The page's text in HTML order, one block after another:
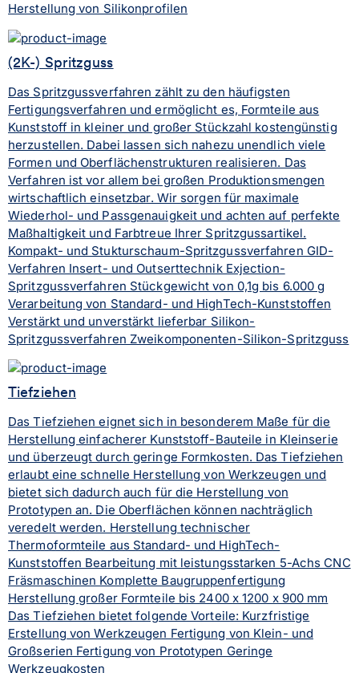
Herstellung von Silikonprofilen
(2K-) Spritzguss
Das Spritzgussverfahren zählt zu den häufigsten
Fertigungsverfahren und ermöglicht es, Formteile aus
Kunststoff in kleiner und großer Stückzahl kostengünstig
herzustellen. Dabei lassen sich nahezu unendlich viele
Formen und Oberflächenstrukturen realisieren. Das
Verfahren ist vor allem bei großen Produktionsmengen
wirtschaftlich einsetzbar. Wir sorgen für maximale
Wiederhol- und Passgenauigkeit und achten auf perfekte
Maßhaltigkeit und Farbtreue Ihrer Spritzgussartikel.
Kompakt- und Stukturschaum-Spritzgussverfahren GID-
Verfahren Insert- und Outserttechnik Exjection-
Spritzgussverfahren Stückgewicht von 0,1g bis 6.000 g
Verarbeitung von Standard- und HighTech-Kunststoffen
Verstärkt und unverstärkt lieferbar Silikon-
Spritzgussverfahren Zweikomponenten-Silikon-Spritzguss
Tiefziehen
Das Tiefziehen eignet sich in besonderem Maße für die
Herstellung einfacherer Kunststoff-Bauteile in Kleinserie
und überzeugt durch geringe Formkosten. Das Tiefziehen
erlaubt eine schnelle Herstellung von Werkzeugen und
bietet sich dadurch auch für die Herstellung von
Prototypen an. Die Oberflächen können nachträglich
veredelt werden. Herstellung technischer
Thermoformteile aus Standard- und HighTech-
Kunststoffen Bearbeitung mit leistungsstarken 5-Achs CNC
Fräsmaschinen Komplette Baugruppenfertigung
Herstellung großer Formteile bis 2400 x 1200 x 900 mm
Das Tiefziehen bietet folgende Vorteile: Kurzfristige
Erstellung von Werkzeugen Fertigung von Klein- und
Großserien Fertigung von Prototypen Geringe
Werkzeugkosten